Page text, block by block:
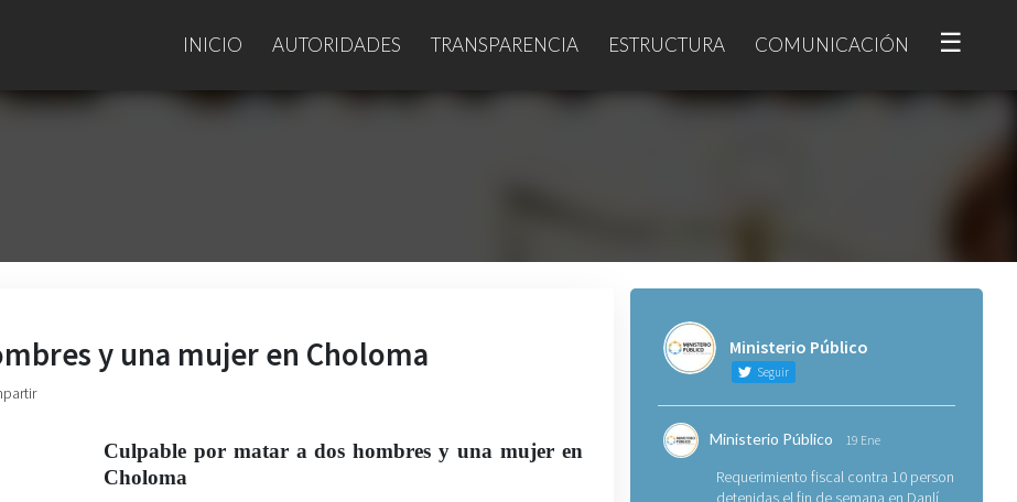
INICIO AUTORIDADES TRANSPARENCIA ESTRUCTURA COMUNICACIÓN ☰
y una mujer en Choloma
Culpable por matar a dos hombres y una mujer en
Choloma
Ministerio Público
Seguir
Ministerio Público 19 Ene
Requerimiento fiscal contra 10 personas
detenidas el fin de semana en Danlí